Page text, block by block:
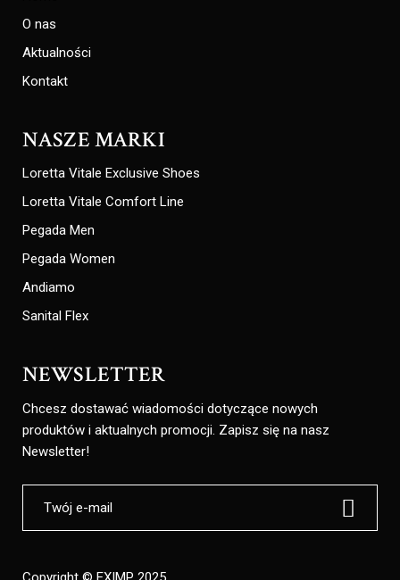
O nas
Aktualności
Kontakt
NASZE MARKI
Loretta Vitale Exclusive Shoes
Loretta Vitale Comfort Line
Pegada Men
Pegada Women
Andiamo
Sanital Flex
NEWSLETTER
Chcesz dostawać wiadomości dotyczące nowych
produktów i aktualnych promocji. Zapisz się na nasz
Newsletter!